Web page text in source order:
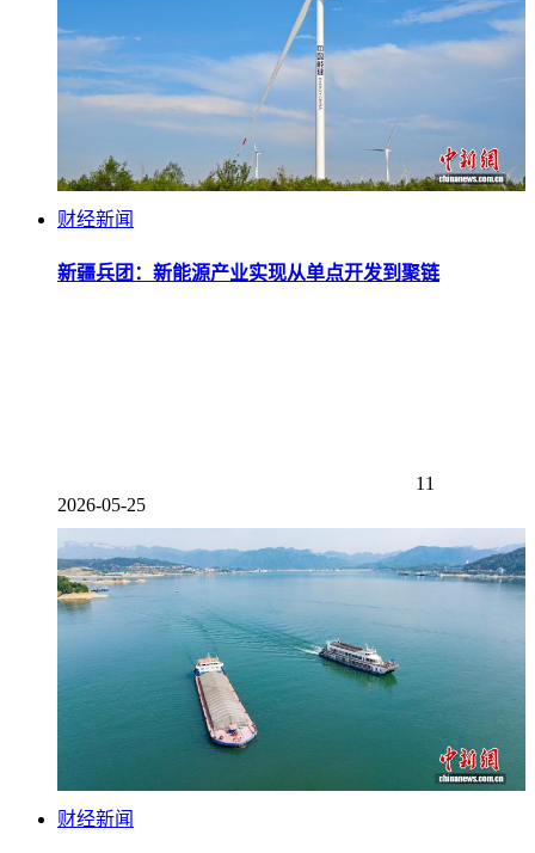
财经新闻
新疆兵团：新能源产业实现从单点开发到聚链
11
2026-05-25
财经新闻